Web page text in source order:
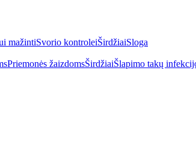
mažintiSvorio kontroleiŠirdžiaiSloga
Priemonės žaizdomsŠirdžiaiŠlapimo takų